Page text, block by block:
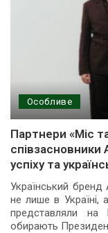
Особливе
Партнери «Міс
успіху та
Український
не лише в Україні,
представляли
обирають